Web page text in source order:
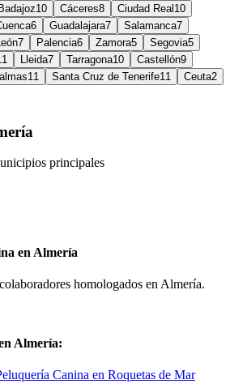
Badajoz10 Cáceres8 Ciudad Real 10
6 Guadalajara7 Salamanca7
León7 Palencia6 Zamora5 Segovia5
Lleida7 Tarragona10 Castellón9
11 Santa Cruz de Tenerife11 Ceuta2
principales
en Almería
homologados en Almería.
Almería:
Canina en Roquetas de Mar